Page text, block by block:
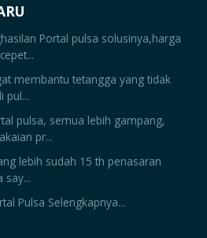
Portal pulsa solusinya,harga
membantu tetangga yang tidak
pul...
pulsa, semua lebih gampang,
pr...
lebih sudah 15 th penasaran
say...
Pulsa Selengkapnya...